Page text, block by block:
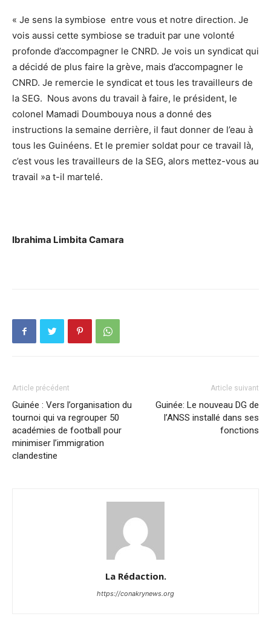
« Je sens la symbiose entre vous et notre direction. Je
vois aussi cette symbiose se traduit par une volonté
profonde d’accompagner le CNRD. Je vois un syndicat qui
a décidé de plus faire la grève, mais d’accompagner le
CNRD. Je remercie le syndicat et tous les travailleurs de
la SEG. Nous avons du travail à faire, le président, le
colonel Mamadi Doumbouya nous a donné des
instructions la semaine derrière, il faut donner de l’eau à
tous les Guinéens. Et le premier soldat pour ce travail là,
c’est vous les travailleurs de la SEG, alors mettez-vous au
travail »a t-il martelé.
Ibrahima Limbita Camara
Article précédent
Guinée : Vers l’organisation du
tournoi qui va regrouper 50
académies de football pour
minimiser l’immigration
clandestine
Article suivant
Guinée: Le nouveau DG de
l’ANSS installé dans ses
fonctions
La Rédaction.
https://conakrynews.org